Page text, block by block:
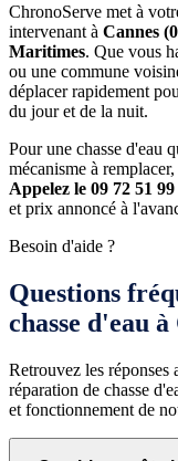
ChronoServe met à
intervenant à Cannes
Maritimes. Que vous
ou une commune
déplacer rapidement
du jour et de la nuit.
Pour une chasse d'eau
mécanisme à
Appelez le 09 72 51 99
et prix annoncé à
Besoin d'aide ?
Questions
chasse d'eau à
Retrouvez les réponses
réparation de chasse
et fonctionnement de